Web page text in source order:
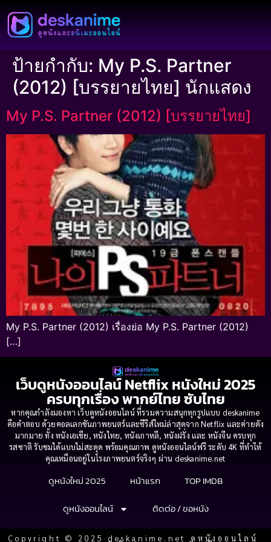
ป้ายกำกับ: My P.S. Partner
(2012) [บรรยายไทย] นักแสดง
My P.S. Partner (2012) [บรรยายไทย]
My P.S. Partner (2012) เรื่องย่อ My P.S. Partner (2012)
[…]
เว็บดูหนังออนไลน์ Netflix หนังใหม่ 2025
ครบทุกเรื่อง พากย์ไทย ซับไทย
หากคุณกำลังมองหา เว็บดูหนังออนไลน์ ที่รวมความสนุกทุกรูปแบบ deskanime
คือคำตอบ ด้วยคอลเลกชันภาพยนตร์และซีรีส์ใหม่ล่าสุดจาก Netflix และค่ายดัง
มากมาย ทั้ง หนังเอเชีย, หนังไทย, หนังเกาหลี, หนังฝรั่ง และ หนังจีน ครบทุก
รสชาติ รับชมได้แบบไม่สะดุด พร้อมคุณภาพ ดูหนังออนไลน์ฟรี ระดับ 4K ที่ทำให้
คุณเหมือนอยู่ในโรงภาพยนตร์จริงๆ ผ่าน deskanime.net
ดูหนังใหม่ 2025 หน้าแรก
TOP IMDB
ดูหนังออนไลน์
ติดต่อ / ขอหนัง
Copyright © 2025 deskanime.net ดูหนังออนไลน์